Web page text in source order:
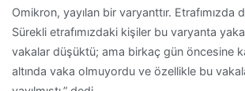
Omikron, yayılan bir varyanttır. Etrafımızda
Sürekli etrafımızdaki kişiler bu varyanta
vakalar düşüktü; ama birkaç gün öncesine
altında vaka olmuyordu ve özellikle bu